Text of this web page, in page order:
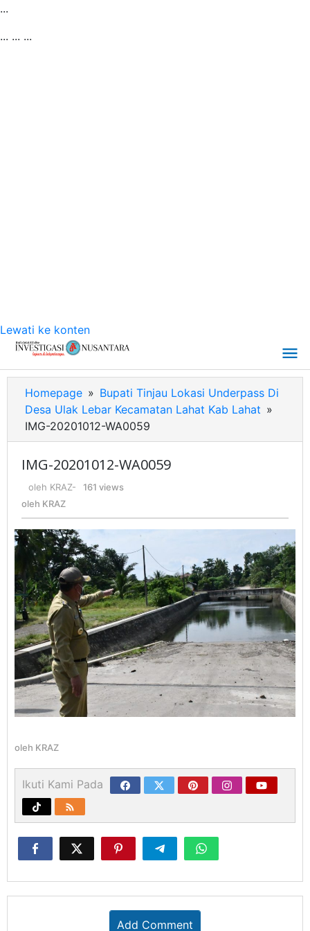
...
... ... ...
Lewati ke konten
Homepage » Bupati Tinjau Lokasi Underpass Di
Desa Ulak Lebar Kecamatan Lahat Kab Lahat »
IMG-20201012-WA0059
IMG-20201012-WA0059
oleh KRAZ-
161 views
oleh KRAZ
oleh KRAZ
Ikuti Kami Pada
Add Comment